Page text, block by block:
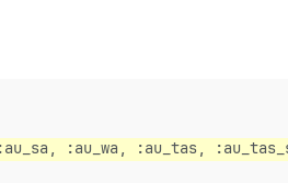
:au_wa, :au_tas,